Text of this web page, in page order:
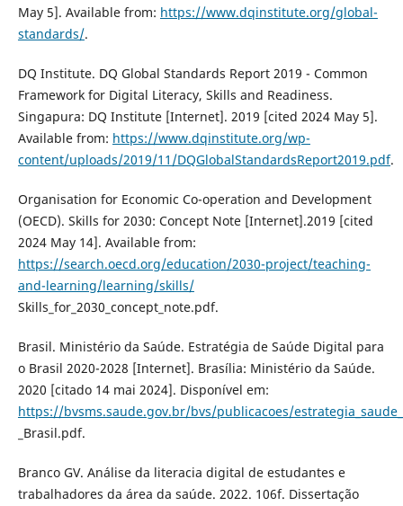
May 5]. Available from: https://www.dqinstitute.org/global-
standards/.
DQ Institute. DQ Global Standards Report 2019 - Common
Framework for Digital Literacy, Skills and Readiness.
Singapura: DQ Institute [Internet]. 2019 [cited 2024 May 5].
Available from: https://www.dqinstitute.org/wp-
content/uploads/2019/11/DQGlobalStandardsReport2019.pdf.
Organisation for Economic Co-operation and Development
(OECD). Skills for 2030: Concept Note [Internet].2019 [cited
2024 May 14]. Available from:
https://search.oecd.org/education/2030-project/teaching-
and-learning/learning/skills/
Skills_for_2030_concept_note.pdf.
Brasil. Ministério da Saúde. Estratégia de Saúde Digital para
o Brasil 2020-2028 [Internet]. Brasília: Ministério da Saúde.
2020 [citado 14 mai 2024]. Disponível em:
https://bvsms.saude.gov.br/bvs/publicacoes/
_Brasil.pdf.
Branco GV. Análise da literacia digital de estudantes e
trabalhadores da área da saúde. 2022. 106f. Dissertação